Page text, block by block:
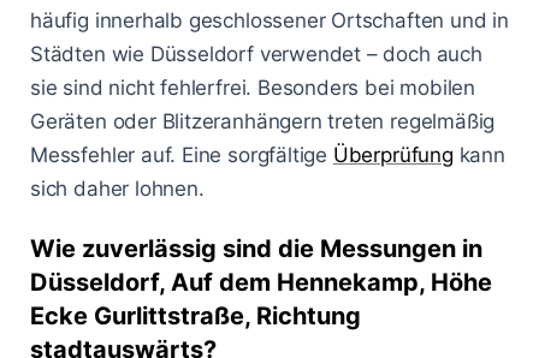
häufig innerhalb geschlossener Ortschaften und in
Städten wie Düsseldorf verwendet – doch auch
sie sind nicht fehlerfrei. Besonders bei mobilen
Geräten oder Blitzeranhängern treten regelmäßig
Messfehler auf. Eine sorgfältige Überprüfung kann
sich daher lohnen.
Wie zuverlässig sind die Messungen in
Düsseldorf, Auf dem Hennekamp, Höhe
Ecke Gurlittstraße, Richtung
stadtauswärts?